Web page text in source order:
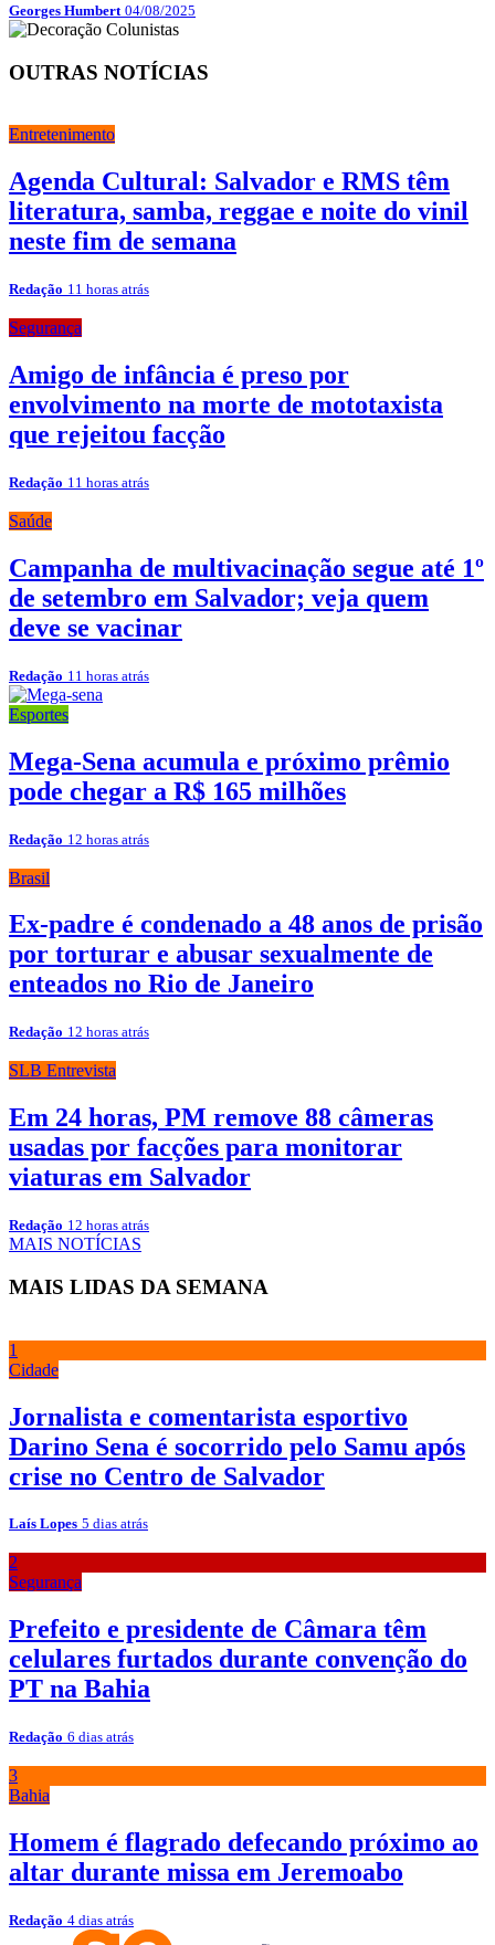
Georges Humbert 04/08/2025
OUTRAS NOTÍCIAS
Entretenimento
Agenda Cultural: Salvador e RMS têm
literatura, samba, reggae e noite do vinil
neste fim de semana
Redação 11 horas atrás
Segurança
Amigo de infância é preso por
envolvimento na morte de mototaxista
que rejeitou facção
Redação 11 horas atrás
Saúde
Campanha de multivacinação segue até 1º
de setembro em Salvador; veja quem
deve se vacinar
Redação 11 horas atrás
Esportes
Mega-Sena acumula e próximo prêmio
pode chegar a R$ 165 milhões
Redação 12 horas atrás
Brasil
Ex-padre é condenado a 48 anos de prisão
por torturar e abusar sexualmente de
enteados no Rio de Janeiro
Redação 12 horas atrás
SLB Entrevista
Em 24 horas, PM remove 88 câmeras
usadas por facções para monitorar
viaturas em Salvador
Redação 12 horas atrás
MAIS NOTÍCIAS
MAIS LIDAS DA SEMANA
1
Cidade
Jornalista e comentarista esportivo
Darino Sena é socorrido pelo Samu após
crise no Centro de Salvador
Laís Lopes 5 dias atrás
2
Segurança
Prefeito e presidente de Câmara têm
celulares furtados durante convenção do
PT na Bahia
Redação 6 dias atrás
3
Bahia
Homem é flagrado defecando próximo ao
altar durante missa em Jeremoabo
Redação 4 dias atrás